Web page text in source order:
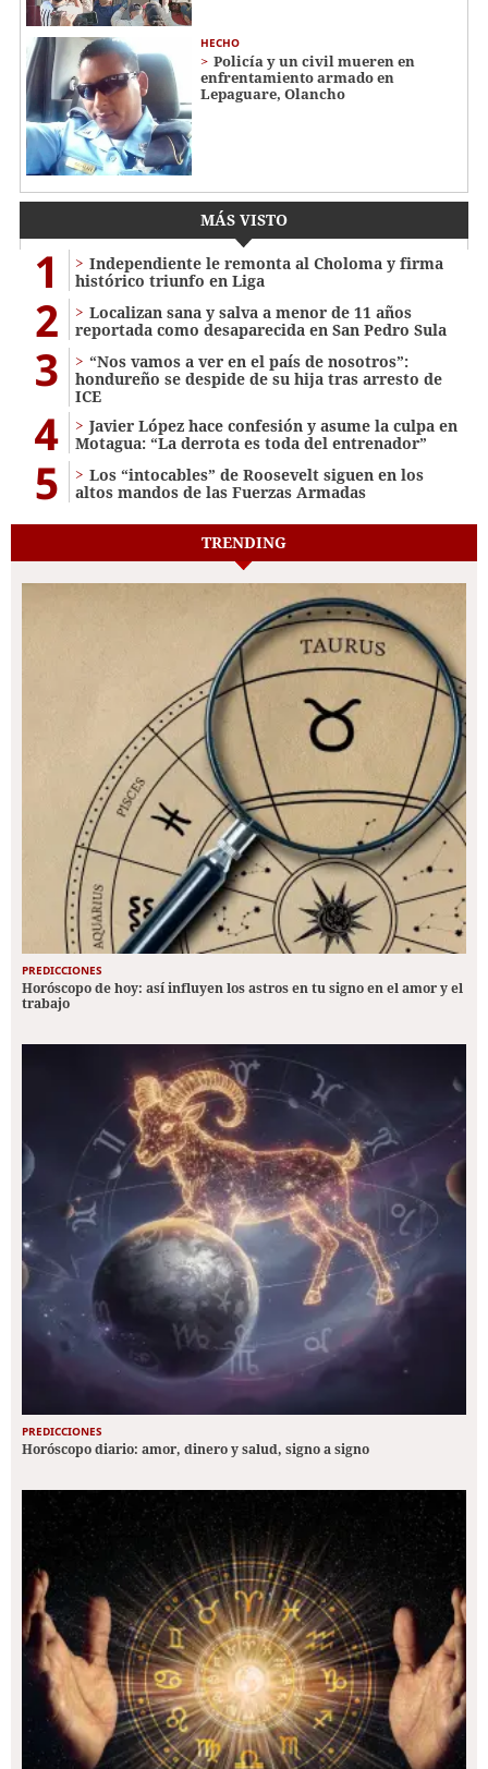
HECHO
Policía y un civil mueren en
enfrentamiento armado en
Lepaguare, Olancho
MÁS VISTO
1
Independiente le remonta al Choloma y firma
histórico triunfo en Liga
2
Localizan sana y salva a menor de 11 años
reportada como desaparecida en San Pedro Sula
3
“Nos vamos a ver en el país de nosotros”:
hondureño se despide de su hija tras arresto de
ICE
4
Javier López hace confesión y asume la culpa en
Motagua: “La derrota es toda del entrenador”
5
Los “intocables” de Roosevelt siguen en los
altos mandos de las Fuerzas Armadas
TRENDING
PREDICCIONES
Horóscopo de hoy: así influyen los astros en tu signo en el amor y el
trabajo
PREDICCIONES
Horóscopo diario: amor, dinero y salud, signo a signo